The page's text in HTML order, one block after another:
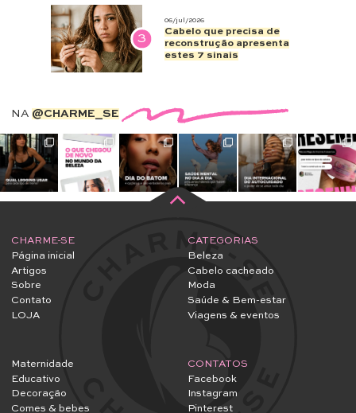
3
06/jul/2026
Cabelo que precisa de
reconstrução apresenta
estes 7 sinais
NA @CHARME_SE
CHARME-SE
Página inicial
Artigos
Sobre
Contato
LOJA
CATEGORIAS
Beleza
Cabelo cacheado
Moda
Saúde & Bem-estar
Viagens & eventos
Maternidade
Educativo
Decoração
Comes & bebes
CONTATOS
Facebook
Instagram
Pinterest